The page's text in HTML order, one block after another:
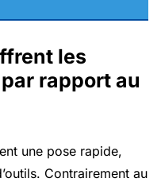
les
rapport au
une pose rapide,
Contrairement au